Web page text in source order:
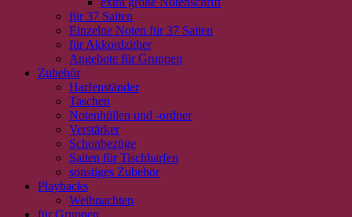
für 37 Saiten
Einzelne Noten für 37 Saiten
für Akkordzither
Angebote für Gruppen
Zubehör
Harfenständer
Taschen
Notenhüllen und -ordner
Verstärker
Schonbezüge
Saiten für Tischharfen
sonstiges Zubehör
Playbacks
Weihnachten
für Gruppen